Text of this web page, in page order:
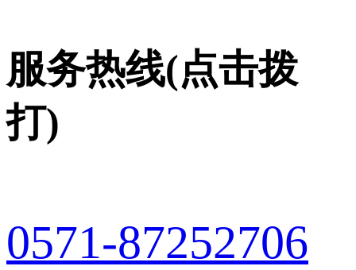
服务热线(点击拨
打)
0571-87252706